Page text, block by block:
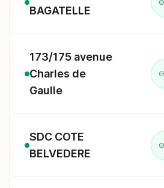
BAGATELLE
173/175 avenue
Charles de
Gaulle
SDC COTE
BELVEDERE